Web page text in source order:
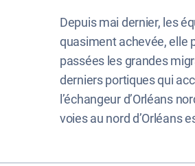
Depuis mai dernier, les
quasiment achevée, elle
passées les grandes
derniers portiques qui
l’échangeur d’Orléans
voies au nord d’Orléans